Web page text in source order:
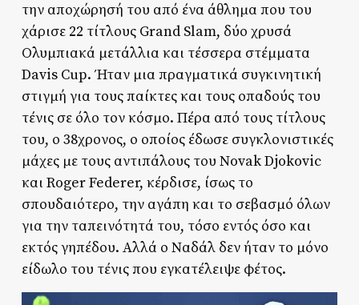
την αποχώρησή του από ένα άθλημα που του
χάρισε 22 τίτλους Grand Slam, δύο χρυσά
Ολυμπιακά μετάλλια και τέσσερα στέμματα
Davis Cup. Ήταν μια πραγματικά συγκινητική
στιγμή για τους παίκτες και τους οπαδούς του
τένις σε όλο τον κόσμο. Πέρα από τους τίτλους
του, ο 38χρονος, ο οποίος έδωσε συγκλονιστικές
μάχες με τους αντιπάλους του Novak Djokovic
και Roger Federer, κέρδισε, ίσως το
σπουδαιότερο, την αγάπη και το σεβασμό όλων
για την ταπεινότητά του, τόσο εντός όσο και
εκτός γηπέδου. Αλλά ο Ναδάλ δεν ήταν το μόνο
είδωλο του τένις που εγκατέλειψε φέτος.